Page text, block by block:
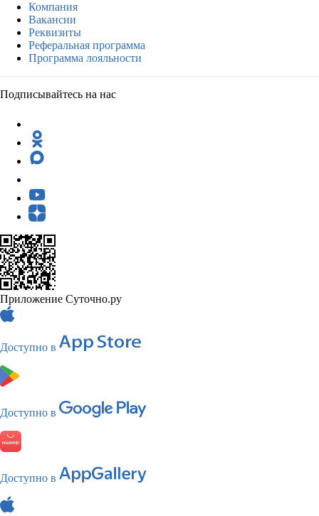
Компания
Вакансии
Реквизиты
Реферальная программа
Программа лояльности
Подписывайтесь на нас
Приложение Суточно.ру
Доступно в
Доступно в
Доступно в